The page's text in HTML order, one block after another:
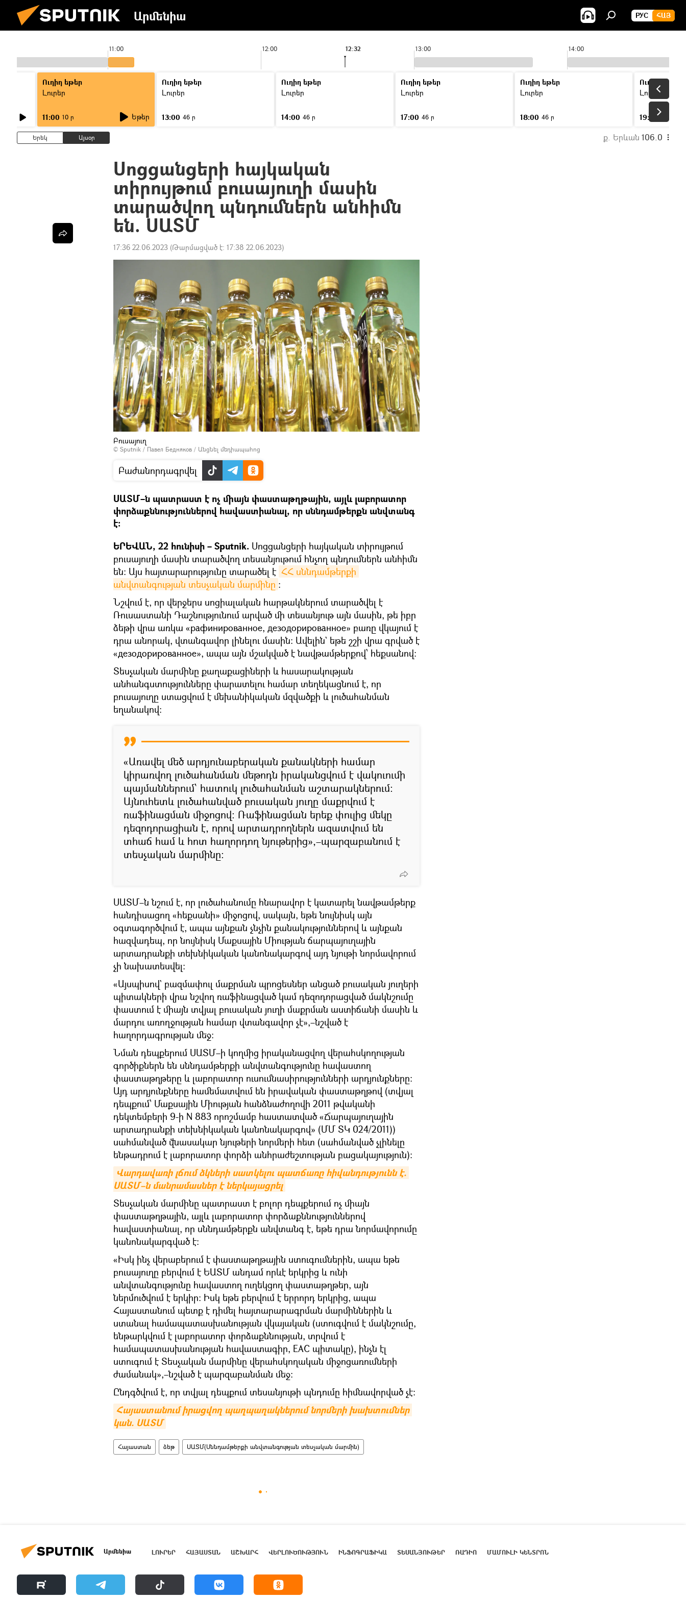
Արմենիա РУС ՀԱՅ
11:00 12:00 13:00 14:00
12:32
Ուղիղ եթեր
Լուրեր
11:00 10 ր Եթեր
Ուղիղ եթեր
Լուրեր
13:00 46 ր
Ուղիղ եթեր
Լուրեր
14:00 46 ր
Ուղիղ եթեր
Լուրեր
17:00 46 ր
Ուղիղ եթեր
Լուրեր
18:00 46 ր
Ուղիղ եթեր
Լուրեր
19:00
Երեկ Այսօր ք. Երևան 106.0
Սոցցանցերի հայկական
տիրույթում բուսայուղի մասին
տարածվող պնդումներն անհիմն
են. ՍԱՏՄ
17:36 22.06.2023 (Թարմացված է: 17:38 22.06.2023)
Բուսայուղ
© Sputnik / Павел Бедняков / Անցնել մեդիապահոց
Բաժանորդագրվել
ՍԱՏՄ–ն պատրաստ է ոչ միայն փաստաթղթային, այլև լաբորատոր
փորձաքննություններով հավաստիանալ, որ սննդամթերքն անվտանգ
է։
ԵՐԵՎԱՆ, 22 հունիսի – Sputnik. Սոցցանցերի հայկական տիրույթում
բուսայուղի մասին տարածվող տեսանյութում հնչող պնդումներն անհիմն
են։ Այս հայտարարությունը տարածել է ՀՀ սննդամթերքի
անվտանգության տեսչական մարմինը ։
Նշվում է, որ վերջերս սոցիալական հարթակներում տարածվել է
Ռուսաստանի Դաշնությունում արված մի տեսանյութ այն մասին, թե իբր
ձեթի վրա առկա «рафинированное, дезодорированное» բառը վկայում է
դրա անորակ, վտանգավոր լինելու մասին: Ավելին` եթե շշի վրա գրված է
«дезодорированное», ապա այն մշակված է նավթամթերքով՝ հեքսանով։
Տեսչական մարմինը քաղաքացիների և հասարակության
անհանգստությունները փարատելու համար տեղեկացնում է, որ
բուսայուղը ստացվում է մեխանիկական մզվածքի և լուծահանման
եղանակով:
«Առավել մեծ արդյունաբերական քանակների համար
կիրառվող լուծահանման մեթոդն իրականցվում է վակուումի
պայմաններում՝ հատուկ լուծահանման աշտարակներում:
Այնուհետև լուծահանված բուսական յուղը մաքրվում է
ռաֆինացման միջոցով: Ռաֆինացման երեք փուլից մեկը
դեզոդորացիան է, որով արտադրողներն ազատվում են
տհաճ համ և հոտ հաղորդող նյութերից»,–պարզաբանում է
տեսչական մարմինը։
ՍԱՏՄ–ն նշում է, որ լուծահանումը հնարավոր է կատարել նավթամթերք
հանդիսացող «հեքսանի» միջոցով, սակայն, եթե նույնիսկ այն
օգտագործվում է, ապա այնքան չնչին քանակություններով և այնքան
հազվադեպ, որ նույնիսկ Մաքսային Միության ճարպայուղային
արտադրանքի տեխնիկական կանոնակարգով այդ նյութի նորմավորում
չի նախատեսվել:
«Այսպիսով` բազմափուլ մաքրման պրոցեսներ անցած բուսական յուղերի
պիտակների վրա նշվող ռաֆինացված կամ դեզոդորացված մակնշումը
փաստում է միայն տվյալ բուսական յուղի մաքրման աստիճանի մասին և
մարդու առողջության համար վտանգավոր չէ»,–նշված է
հաղորդագրության մեջ:
Նման դեպքերում ՍԱՏՄ–ի կողմից իրականացվող վերահսկողության
գործիքներն են սննդամթերքի անվտանգությունը հավաստող
փաստաթղթերը և լաբորատոր ուսումնասիրությունների արդյունքները:
Այդ արդյունքները համեմատվում են իրավական փաստաթղթով (տվյալ
դեպքում՝ Մաքսային Միության հանձնաժողովի 2011 թվականի
դեկտեմբերի 9-ի N 883 որոշմամբ հաստատված «Ճարպայուղային
արտադրանքի տեխնիկական կանոնակարգով» (ՄՄ ՏԿ 024/2011))
սահմանված վնասակար նյութերի նորմերի հետ (սահմանված չլինելը
ենթադրում է լաբորատոր փորձի անհրաժեշտության բացակայություն):
Վարդավառի լճում ձկների սատկելու պատճառը հիվանդությունն է.
ՍԱՏՄ–ն մանրամասներ է ներկայացրել
Տեսչական մարմինը պատրաստ է բոլոր դեպքերում ոչ միայն
փաստաթղթային, այլև լաբորատոր փորձաքննություններով
հավաստիանալ, որ սննդամթերքն անվտանգ է, եթե դրա նորմավորումը
կանոնակարգված է։
«Իսկ ինչ վերաբերում է փաստաթղթային ստուգումներին, ապա եթե
բուսայուղը բերվում է ԵԱՏՄ անդամ որևէ երկրից և ունի
անվտանգությունը հավաստող ուղեկցող փաստաթղթեր, այն
ներմուծվում է երկիր: Իսկ եթե բերվում է երրորդ երկրից, ապա
Հայաստանում պետք է դիմել հայտարարագրման մարմիններին և
ստանալ համապատասխանության վկայական (ստուգվում է մակնշումը,
ենթարկվում է լաբորատոր փորձաքննության, տրվում է
համապատասխանության հավաստագիր, EAC պիտակը), ինչն էլ
ստուգում է Տեսչական մարմինը վերահսկողական միջոցառումների
ժամանակ»,–նշված է պարզաբանման մեջ։
Ընդգծվում է, որ տվյալ դեպքում տեսանյութի պնդումը հիմնավորված չէ:
Հայաստանում իրացվող պաղպաղակներում նորմերի խախտումներ
կան. ՍԱՏՄ
Հայաստան ձեթ ՍԱՏՄ(Սննդամթերքի անվտանգության տեսչական մարմին)
Արմենիա ԼՈՒՐԵՐ ՀԱՅԱՍՏԱՆ ԱՇԽԱՐՀ ՎԵՐԼՈՒԾՈՒԹՅՈՒՆ ԻՆՖՈԳՐԱՖԻԿԱ ՏԵՍԱՆՅՈՒԹԵՐ ՌԱԴԻՈ ՄԱՄՈՒԼԻ ԿԵՆՏՐՈՆ